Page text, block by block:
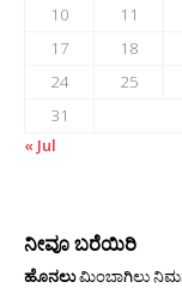
10
11
17
18
24
25
31
« Jul
ನೀವೂ ಬರೆಯಿರಿ
ಹೊನಲುಮಿಂಬಾಗಿಲು